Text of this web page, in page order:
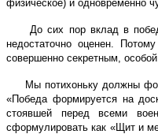
физическое) и одновременно
До сих пор вклад в
недостаточно оценен.
совершенно секретным, особой
Мы потихоньку должны
«Победа формируется на
стоявшей перед всеми
сформулировать как «Щит и